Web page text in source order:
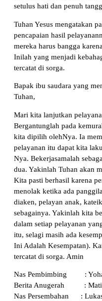
setulus hati dan penuh
Tuhan Yesus mengatakan
pencapaian hasil
mereka harus bangga
Inilah yang menjadi
tercatat di sorga.
Bapak ibu saudara yang
Tuhan,
Mari kita lanjutkan
Bergantunglah pada
kita dipilih olehNya. Ia
pelayanan itu dapat kita
Nya. Bekerjasamalah
dua. Yakinlah Tuhan akan
Kita pasti berhasil karena
menolak ketika ada
diaken, pelayan anak,
sebagainya. Yakinlah kita
dalam setiap pelayanan
itu, selagi masih ada
Ini Adalah Kesempatan).
tercatat di sorga. Amin
Nas Pembimbing :
Berita Anugerah :
Nas Persembahan :